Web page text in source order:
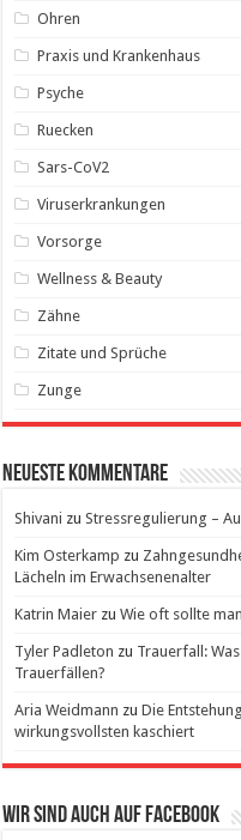
Ohren
Praxis und Krankenhaus
Psyche
Ruecken
Sars-CoV2
Viruserkrankungen
Vorsorge
Wellness & Beauty
Zähne
Zitate und Sprüche
Zunge
Neueste Kommentare
Shivani zuStressregulierung –
Kim Osterkamp zu
Lächeln im Erwachsenenalter
Katrin Maier zuWie oft sollte
Tyler Padleton zu Trauerfall:
Trauerfällen?
Aria Weidmann zuDie
wirkungsvollsten kaschiert
Wir sind auch auf Facebook